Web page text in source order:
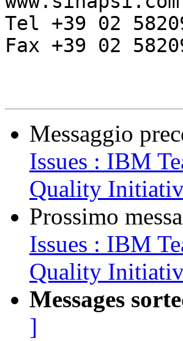
Tel +39 02
Fax +39 02
Messaggio
Issues : IBM
Quality
Prossimo
Issues : IBM
Quality
Messages
]